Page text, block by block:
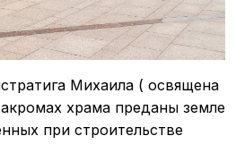
Михаила ( освящена
храма преданы земле
при строительстве